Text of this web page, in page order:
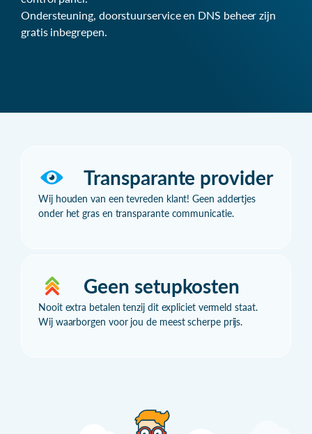
Ondersteuning, doorstuurservice en DNS beheer zijn
gratis inbegrepen.
Transparante provider
Wij houden van een tevreden klant! Geen addertjes
onder het gras en transparante communicatie.
Geen setupkosten
Nooit extra betalen tenzij dit expliciet vermeld staat.
Wij waarborgen voor jou de meest scherpe prijs.